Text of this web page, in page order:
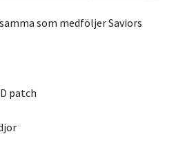
som medföljer Saviors
patch